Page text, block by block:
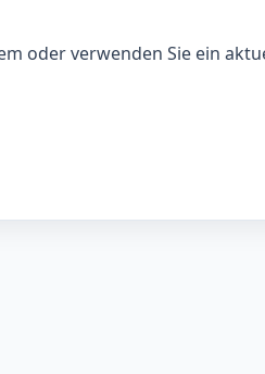
oder verwenden Sie ein